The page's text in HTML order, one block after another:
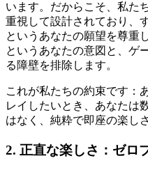
います。だからこそ、私た
重視して設計されており、
というあなたの願望を尊重
というあなたの意図と、ゲ
る障壁を排除します。
これが私たちの約束です：
レイしたいとき、あなたは
はなく、純粋で即座の楽し
2. 正直な楽しさ：ゼロ